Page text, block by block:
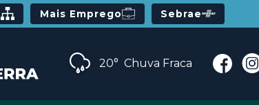
Mais Emprego Sebrae
20° Chuva Fraca